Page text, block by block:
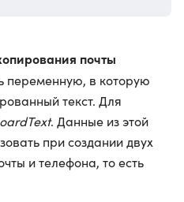
почты
переменную, в которую
текст. Для
. Данные из этой
при создании двух
и телефона, то есть